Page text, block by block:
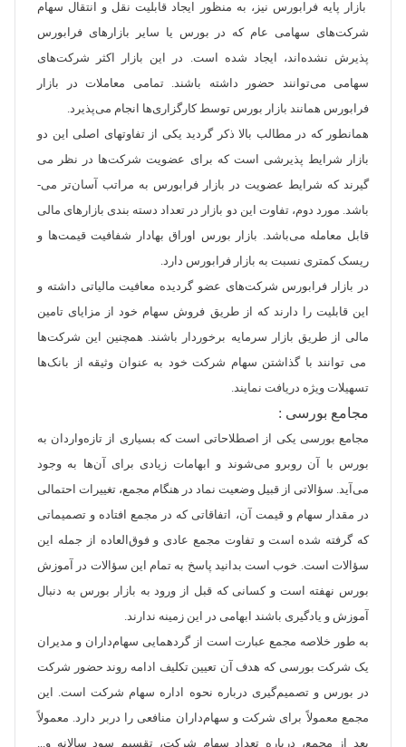
بازار پایه فرابورس نیز، به‌ منظور ایجاد قابلیت نقل و انتقال سهام
شرکت‌های سهامی عام که در بورس یا سایر بازارهای فرابورس
پذیرش نشده‌اند، ایجاد شده است. در این بازار اکثر شرکت‌های
سهامی می‌توانند حضور داشته باشند. تمامی معاملات در بازار
فرابورس همانند بازار بورس توسط کارگزاری‌­ها انجام می‌­پذیرد.
همان­طور که در مطالب بالا ذکر گردید یکی از تفاو‌‌‌‌ت­های اصلی این دو
بازار شرایط پذیرشی است که برای عضویت شرکت‌ها در نظر می­‌
گیرند که شرایط عضویت در بازار فرابورس به مراتب آسان‌­تر می‌­
باشد. مورد دوم، تفاوت این دو بازار در تعداد دسته بندی بازارهای مالی
قابل معامله می‌­باشد. بازار بورس اوراق بهادار شفافیت قیمت‌ها و
ریسک کمتری نسبت به بازار فرابورس دارد.
در بازار فرابورس شرکت­‌های عضو گردیده معافیت مالیاتی داشته و
این قابلیت را دارند که از طریق فروش سهام خود از مزایای تامین
مالی از طریق بازار سرمایه برخوردار باشند. همچنین این شرکت‌­ها
می توانند با گذاشتن سهام شرکت خود به عنوان وثیقه از بانک­‌ها
تسهیلات ویژه دریافت نمایند.
مجامع بورسی :
مجامع بورسی یکی از اصطلاحاتی است که بسیاری از تازه‌واردان به
بورس با آن روبرو می‌شوند و ابهامات زیادی برای آن‌ها به وجود
می‌آید. سؤالاتی از قبیل وضعیت نماد در هنگام مجمع، تغییرات احتمالی
در مقدار سهام و قیمت آن، اتفاقاتی که در مجمع افتاده و تصمیماتی
که گرفته شده است و تفاوت مجمع عادی و فوق‌العاده از جمله این
سؤالات است. خوب است بدانید پاسخ به تمام این سؤالات در آموزش
بورس نهفته است و کسانی که قبل از ورود به بازار بورس به دنبال
آموزش و یادگیری باشند ابهامی در این زمینه ندارند.
به طور خلاصه مجمع عبارت است از گردهمایی سهام‌داران و مدیران
یک شرکت بورسی که هدف آن تعیین تکلیف ادامه روند حضور شرکت
در بورس و تصمیم‌گیری درباره نحوه اداره سهام شرکت است. این
مجمع معمولاً برای شرکت و سهام‌داران منافعی را دربر دارد. معمولاً
بعد از مجمع، درباره تعداد سهام شرکت، تقسیم سود سالانه و...